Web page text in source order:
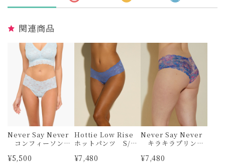
関連商品
Never Say Never
コンフィーソン
ntana コサベラ
¥5,500
Hottie Low Rise
ホットパンツ S/M
lue コサベラ
¥7,480
Never Say Never
キラキラプリン
S/Mサイズ Sacha B
¥7,480